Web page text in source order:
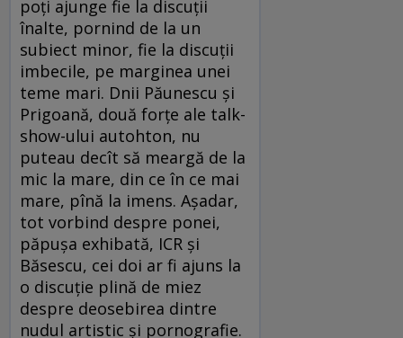
poţi ajunge fie la discuţii
înalte, pornind de la un
subiect minor, fie la discuţii
imbecile, pe marginea unei
teme mari. Dnii Păunescu şi
Prigoană, două forţe ale talk-
show-ului autohton, nu
puteau decît să meargă de la
mic la mare, din ce în ce mai
mare, pînă la imens. Aşadar,
tot vorbind despre ponei,
păpuşa exhibată, ICR şi
Băsescu, cei doi ar fi ajuns la
o discuţie plină de miez
despre deosebirea dintre
nudul artistic şi pornografie.